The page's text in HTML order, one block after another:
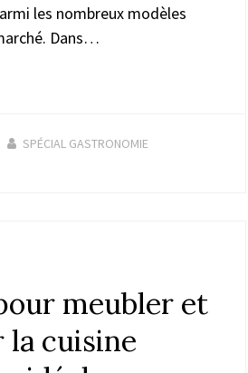
les nombreux modèles
Dans…
SPÉCIAL GASTRONOMIE
meubler et
la cuisine